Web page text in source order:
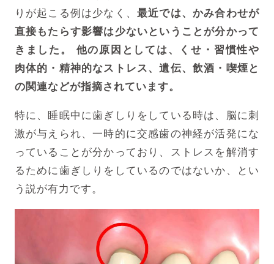
りが起こる例は少なく、最近では、かみ合わせが
直接もたらす影響は少ないということが分かって
きました。
他の原因としては、くせ・習慣性や
肉体的・精神的なストレス、遺伝、飲酒・喫煙と
の関連などが指摘されています。
特に、睡眠中に歯ぎしりをしている時は、脳に刺
激が与えられ、一時的に交感歯の神経が活発にな
っていることが分かっており、 ストレスを解消す
るために歯ぎしりをしているのではないか、とい
う説が有力です。